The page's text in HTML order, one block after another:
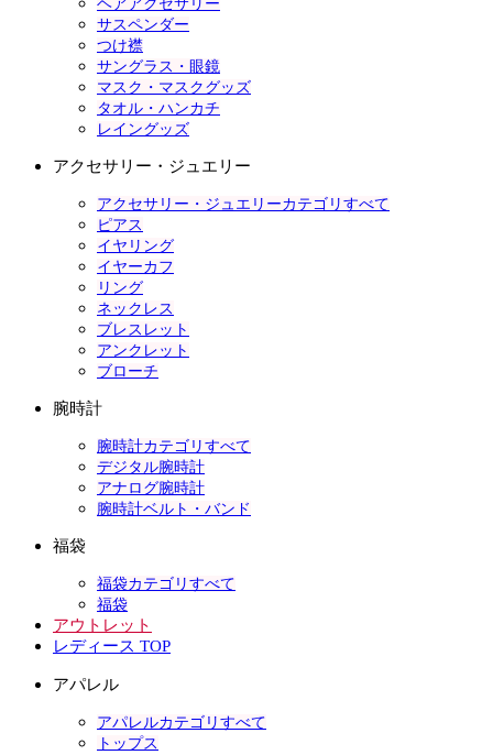
ヘアアクセサリー
サスペンダー
つけ襟
サングラス・眼鏡
マスク・マスクグッズ
タオル・ハンカチ
レイングッズ
アクセサリー・ジュエリー
アクセサリー・ジュエリーカテゴリすべて
ピアス
イヤリング
イヤーカフ
リング
ネックレス
ブレスレット
アンクレット
ブローチ
腕時計
腕時計カテゴリすべて
デジタル腕時計
アナログ腕時計
腕時計ベルト・バンド
福袋
福袋カテゴリすべて
福袋
アウトレット
レディース TOP
アパレル
アパレルカテゴリすべて
トップス